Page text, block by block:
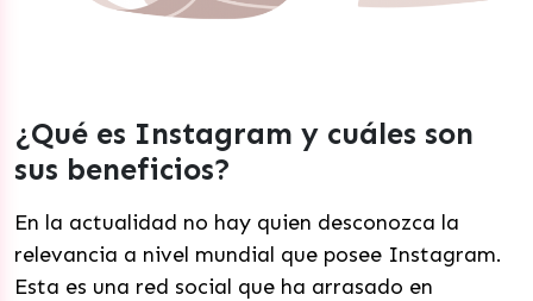
¿Qué es Instagram y cuáles son
sus beneficios?
En la actualidad no hay quien desconozca la
relevancia a nivel mundial que posee Instagram.
Esta es una red social que ha arrasado en